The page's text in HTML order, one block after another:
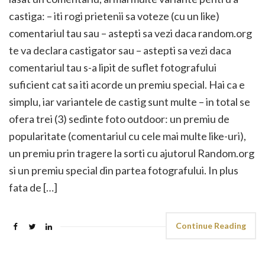
castiga: – iti rogi prietenii sa voteze (cu un like)
comentariul tau sau – astepti sa vezi daca random.org
te va declara castigator sau – astepti sa vezi daca
comentariul tau s-a lipit de suflet fotografului
suficient cat sa iti acorde un premiu special. Hai ca e
simplu, iar variantele de castig sunt multe – in total se
ofera trei (3) sedinte foto outdoor: un premiu de
popularitate (comentariul cu cele mai multe like-uri),
un premiu prin tragere la sorti cu ajutorul Random.org
si un premiu special din partea fotografului. In plus
fata de […]
Continue Reading